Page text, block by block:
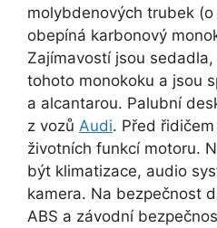
molybdenových trubek
obepíná karbonový
Zajímavostí jsou
tohoto monokoku a jsou
a alcantarou. Palubní
z vozů Audi. Před
životních funkcí motoru.
být klimatizace, audio
kamera. Na bezpečnost
ABS a závodní